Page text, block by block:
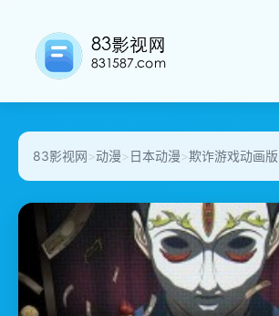
83影视网>动漫> 日本动漫>欺诈游戏动画版